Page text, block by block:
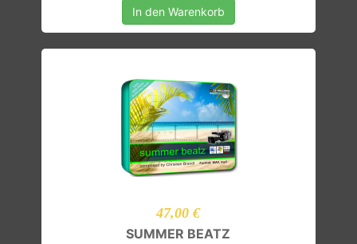
In den Warenkorb
47,00 €
SUMMER BEATZ